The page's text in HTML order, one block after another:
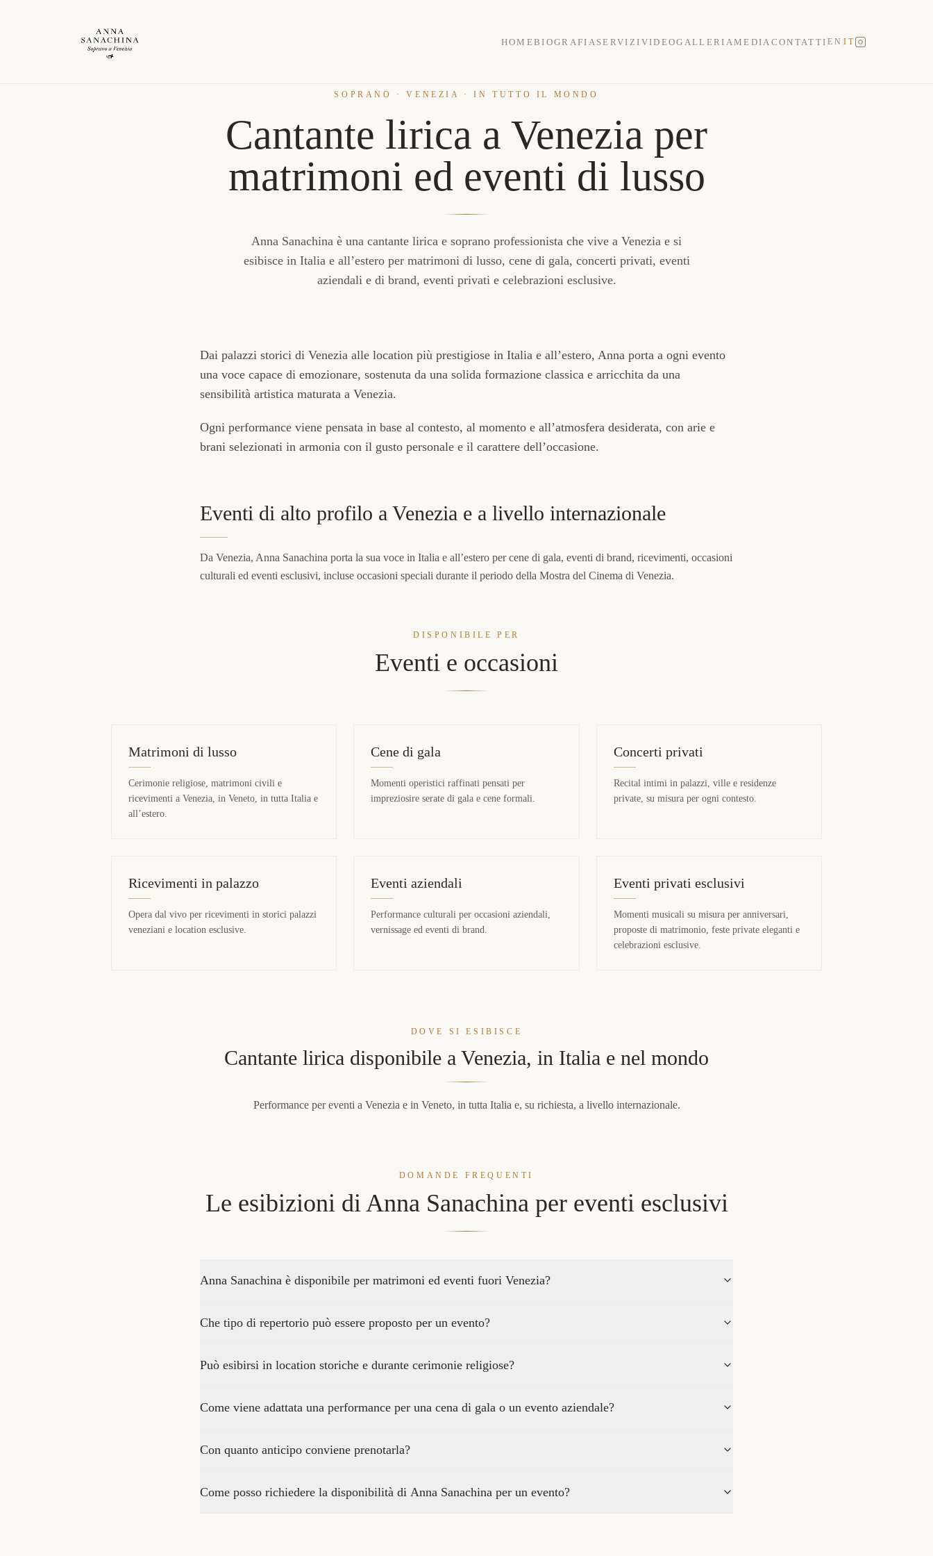
HOMEBIOGRAFIA SERVIZI VIDEOGALLERIA MEDIA CONTATTI EN |IT
SOPRANO · VENEZIA · IN TUTTO IL MONDO
Cantante lirica a Venezia per
matrimoni ed eventi di lusso
Anna Sanachina è una cantante lirica e soprano professionista che vive a Venezia e si
esibisce in Italia e all’estero per matrimoni di lusso, cene di gala, concerti privati, eventi
aziendali e di brand, eventi privati e celebrazioni esclusive.
Dai palazzi storici di Venezia alle location più prestigiose in Italia e all’estero, Anna porta a ogni evento
una voce capace di emozionare, sostenuta da una solida formazione classica e arricchita da una
sensibilità artistica maturata a Venezia.
Ogni performance viene pensata in base al contesto, al momento e all’atmosfera desiderata, con arie e
brani selezionati in armonia con il gusto personale e il carattere dell’occasione.
Eventi di alto profilo a Venezia e a livello internazionale
Da Venezia, Anna Sanachina porta la sua voce in Italia e all’estero per cene di gala, eventi di brand, ricevimenti, occasioni
culturali ed eventi esclusivi, incluse occasioni speciali durante il periodo della Mostra del Cinema di Venezia.
DISPONIBILE PER
Eventi e occasioni
Matrimoni di lusso
Cerimonie religiose, matrimoni civili e
ricevimenti a Venezia, in Veneto, in tutta Italia e
all’estero.
Cene di gala
Momenti operistici raffinati pensati per
impreziosire serate di gala e cene formali.
Concerti privati
Recital intimi in palazzi, ville e residenze
private, su misura per ogni contesto.
Ricevimenti in palazzo
Opera dal vivo per ricevimenti in storici palazzi
veneziani e location esclusive.
Eventi aziendali
Performance culturali per occasioni aziendali,
vernissage ed eventi di brand.
Eventi privati esclusivi
Momenti musicali su misura per anniversari,
proposte di matrimonio, feste private eleganti e
celebrazioni esclusive.
DOVE SI ESIBISCE
Cantante lirica disponibile a Venezia, in Italia e nel mondo
Performance per eventi a Venezia e in Veneto, in tutta Italia e, su richiesta, a livello internazionale.
DOMANDE FREQUENTI
Le esibizioni di Anna Sanachina per eventi esclusivi
Anna Sanachina è disponibile per matrimoni ed eventi fuori Venezia?
Che tipo di repertorio può essere proposto per un evento?
Può esibirsi in location storiche e durante cerimonie religiose?
Come viene adattata una performance per una cena di gala o un evento aziendale?
Con quanto anticipo conviene prenotarla?
Come posso richiedere la disponibilità di Anna Sanachina per un evento?